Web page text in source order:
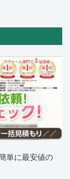
単に最安値の